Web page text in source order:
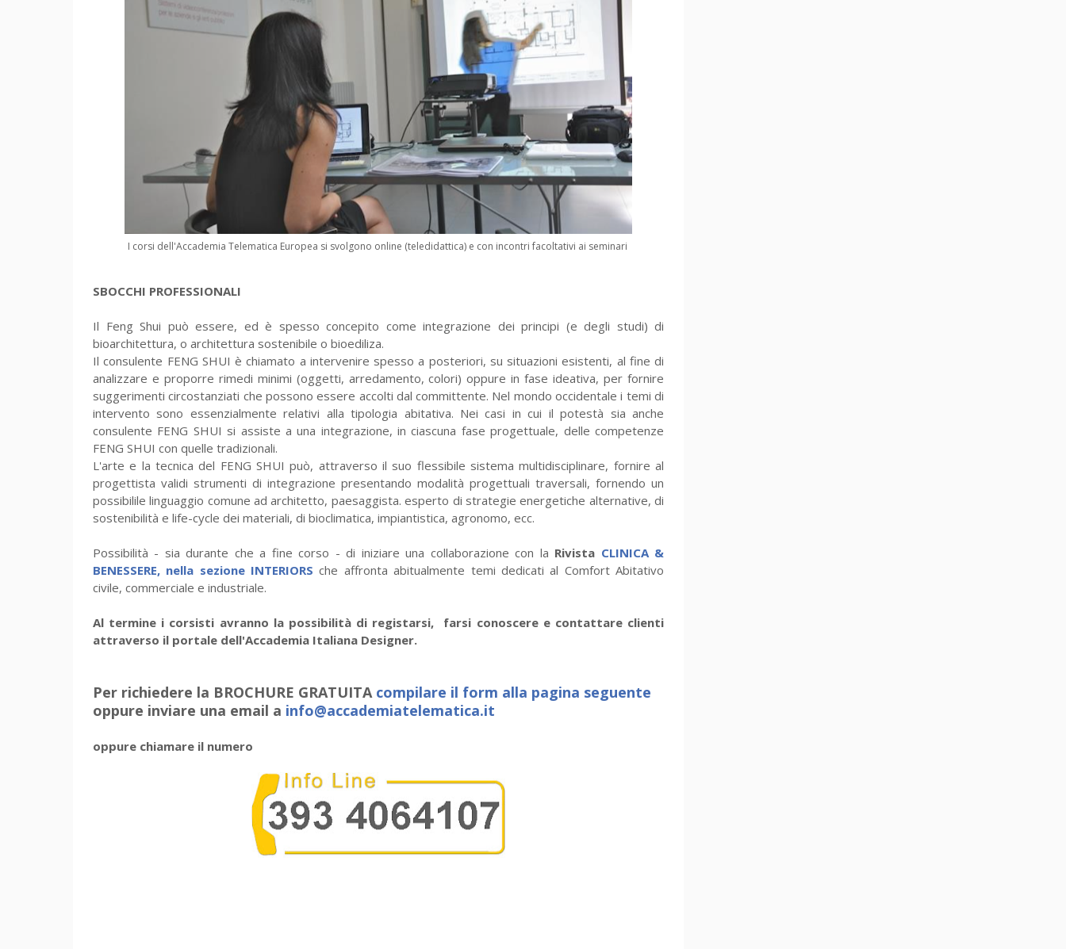
I corsi dell'Accademia Telematica Europea si svolgono online (teledidattica) e con incontri facoltativi ai seminari
SBOCCHI PROFESSIONALI
Il Feng Shui può essere, ed è spesso concepito come integrazione dei principi (e degli studi) di
bioarchitettura, o architettura sostenibile o bioediliza.
Il consulente FENG SHUI è chiamato a intervenire spesso a posteriori, su situazioni esistenti, al fine di
analizzare e proporre rimedi minimi (oggetti, arredamento, colori) oppure in fase ideativa, per fornire
suggerimenti circostanziati che possono essere accolti dal committente. Nel mondo occidentale i temi di
intervento sono essenzialmente relativi alla tipologia abitativa. Nei casi in cui il potestà sia anche
consulente FENG SHUI si assiste a una integrazione, in ciascuna fase progettuale, delle competenze
FENG SHUI con quelle tradizionali.
L'arte e la tecnica del FENG SHUI può, attraverso il suo flessibile sistema multidisciplinare, fornire al
progettista validi strumenti di integrazione presentando modalità progettuali traversali, fornendo un
possibilile linguaggio comune ad architetto, paesaggista. esperto di strategie energetiche alternative, di
sostenibilità e life-cycle dei materiali, di bioclimatica, impiantistica, agronomo, ecc.
Possibilità - sia durante che a fine corso - di iniziare una collaborazione con la Rivista CLINICA &
BENESSERE, nella sezione INTERIORS che affronta abitualmente temi dedicati al Comfort Abitativo
civile, commerciale e industriale.
Al termine i corsisti avranno la possibilità di registarsi, farsi conoscere e contattare clienti
attraverso il portale dell'Accademia Italiana Designer.
Per richiedere la BROCHURE GRATUITA compilare il form alla pagina seguente
oppure inviare una email a info@accademiatelematica.it
oppure chiamare il numero